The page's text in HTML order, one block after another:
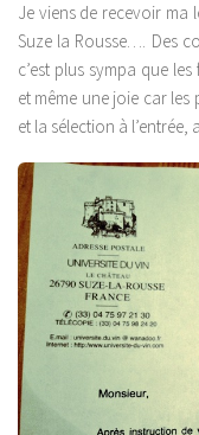
Je viens de recevoir ma
Suze la Rousse…. Des
c’est plus sympa que
et même une joie car
et la sélection à l’entrée,